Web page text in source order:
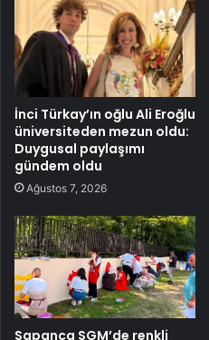
İnci Türkay’ın oğlu Ali Eroğlu
üniversiteden mezun oldu:
Duygusal paylaşımı
gündem oldu
Ağustos 7, 2026
Sapanca SGM’de renkli